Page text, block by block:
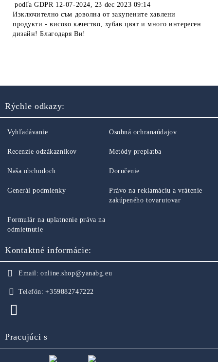
podľaGDPR 12-07-2024, 23 dec 2023 09:14
Изключително съм доволна от закупените хавлени
продукти - високо качество, хубав цвят и много интересен
дизайн! Благодаря Ви!
Rýchle odkazy:
Vyhľadávanie
Recenzie odzákazníkov
Naša obchodoch
Generál podmienky
Osobná ochranaúdajov
Metódy preplatba
Doručenie
Právo na reklamáciu a vrátenie
zakúpeného tovarutovar
Formulár na uplatnenie práva na
odmietnutie
Kontaktné informácie:
Email: online.shop@yanabg.eu
Telefón: +359882747222
Pracujúci s